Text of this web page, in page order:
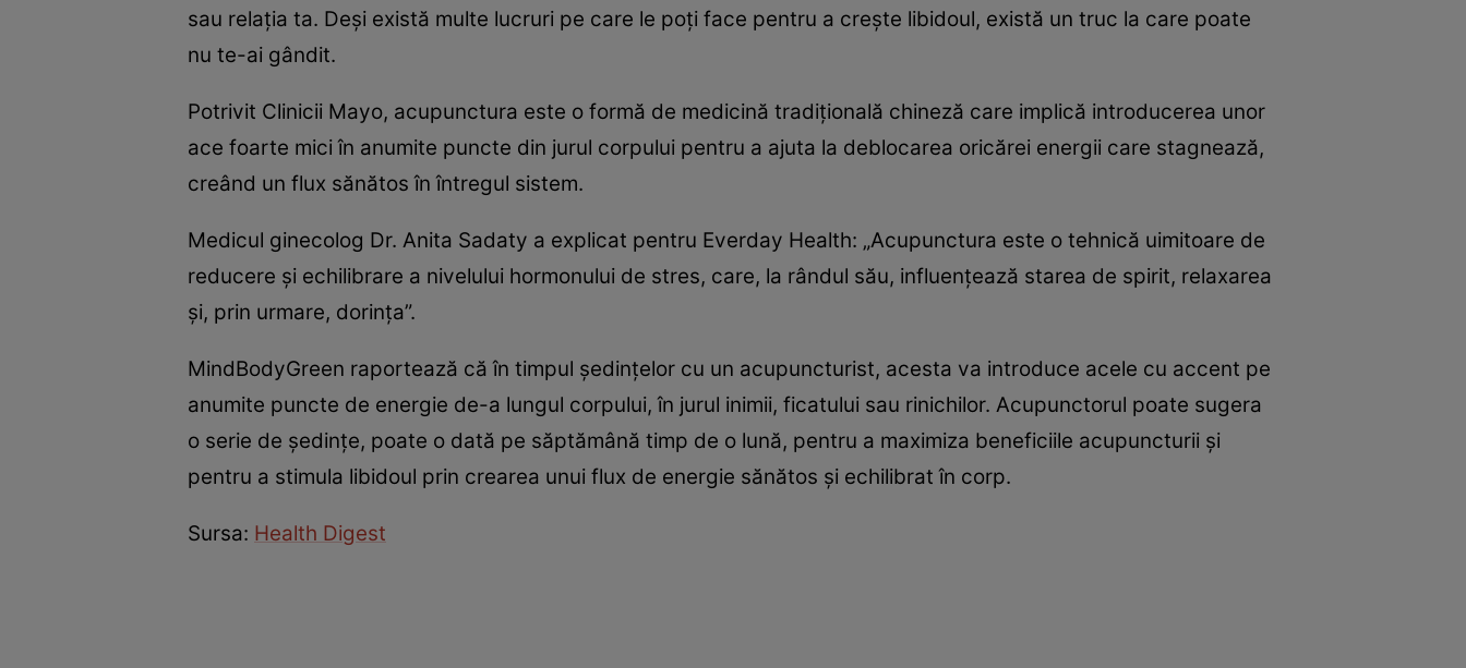
sau relația ta. Deși există multe lucruri pe care le poți face pentru a crește libidoul, există un truc la care poate
nu te-ai gândit.
Potrivit Clinicii Mayo, acupunctura este o formă de medicină tradițională chineză care implică introducerea unor
ace foarte mici în anumite puncte din jurul corpului pentru a ajuta la deblocarea oricărei energii care stagnează,
creând un flux sănătos în întregul sistem.
Medicul ginecolog Dr. Anita Sadaty a explicat pentru Everday Health: „Acupunctura este o tehnică uimitoare de
reducere și echilibrare a nivelului hormonului de stres, care, la rândul său, influențează starea de spirit, relaxarea
și, prin urmare, dorința”.
MindBodyGreen raportează că în timpul ședințelor cu un acupuncturist, acesta va introduce acele cu accent pe
anumite puncte de energie de-a lungul corpului, în jurul inimii, ficatului sau rinichilor. Acupunctorul poate sugera
o serie de ședințe, poate o dată pe săptămână timp de o lună, pentru a maximiza beneficiile acupuncturii și
pentru a stimula libidoul prin crearea unui flux de energie sănătos și echilibrat în corp.
Sursa: Health Digest